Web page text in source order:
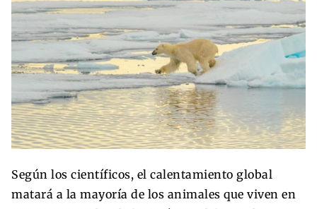
Según los científicos, el calentamiento global
matará a la mayoría de los animales que viven en